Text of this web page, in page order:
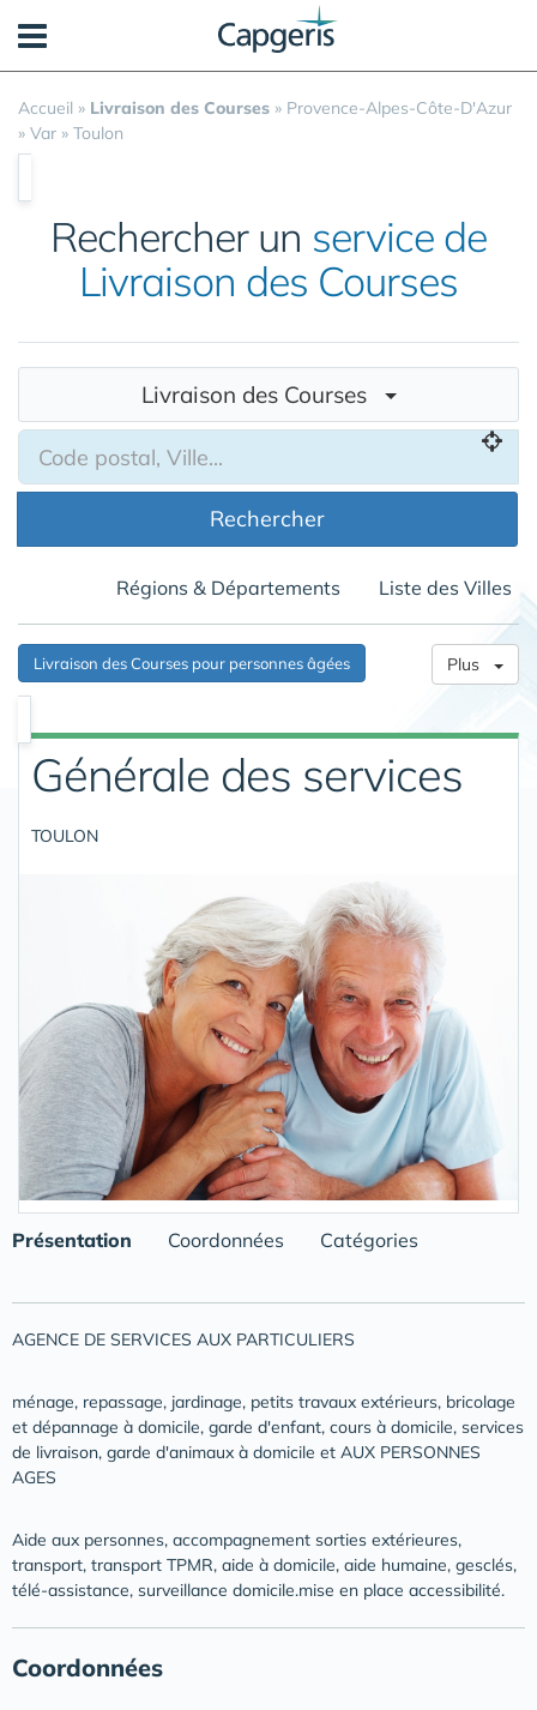
Accueil » Livraison des Courses » Provence-Alpes-Côte-D'Azur
» Var » Toulon
Rechercher un service de
Livraison des Courses
Livraison des Courses
Rechercher
Régions & Départements Liste des Villes
Livraison des Courses pour personnes âgées Plus
Générale des services
TOULON
Présentation Coordonnées Catégories
AGENCE DE SERVICES AUX PARTICULIERS
ménage, repassage, jardinage, petits travaux extérieurs, bricolage
et dépannage à domicile, garde d'enfant, cours à domicile, services
de livraison, garde d'animaux à domicile et AUX PERSONNES
AGES
Aide aux personnes, accompagnement sorties extérieures,
transport, transport TPMR, aide à domicile, aide humaine, gesclés,
télé-assistance, surveillance domicile.mise en place accessibilité.
Coordonnées